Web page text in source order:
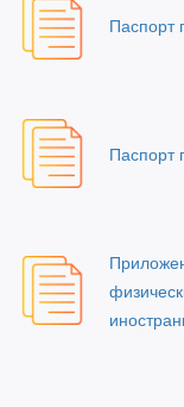
Паспорт
Паспорт